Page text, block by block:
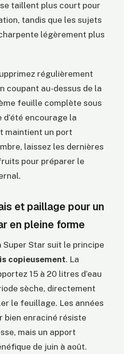
taillent plus court pour
tandis que les sujets
légèrement plus
régulièrement
coupant au-dessus de la
feuille complète sous
encourage la
maintient un port
laissez les dernières
pour préparer le
et paillage pour un
en pleine forme
Super Star suit le principe
copieusement. La
15 à 20 litres d’eau
sèche, directement
le feuillage. Les années
bien enraciné résiste
mais un apport
de juin à août.